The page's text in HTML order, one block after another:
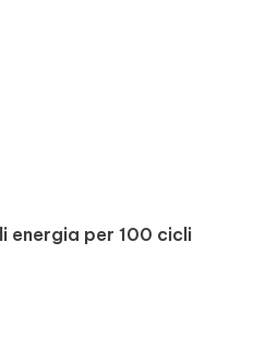
energia per 100 cicli